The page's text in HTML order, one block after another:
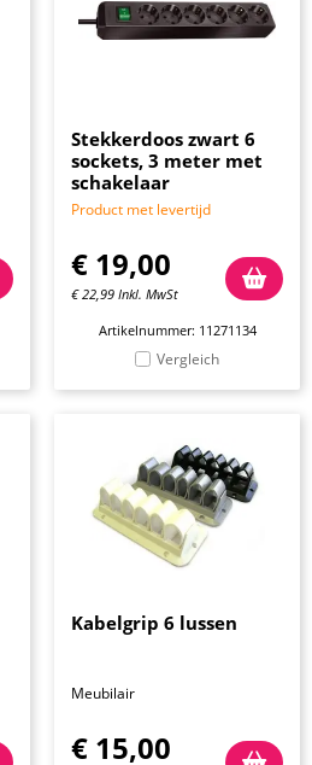
Stekkerdoos zwart 6
sockets, 3 meter met
schakelaar
Product met levertijd
€ 19,00
€22,99 Inkl. MwSt
Artikelnummer: 11271134
Vergleich
Kabelgrip 6 lussen
Meubilair
€ 15,00